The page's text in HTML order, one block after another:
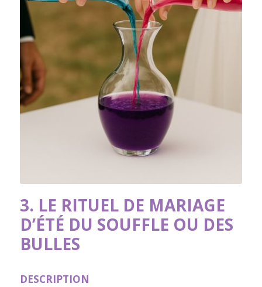
3. LE RITUEL DE MARIAGE
D’ÉTÉ DU SOUFFLE OU DES
BULLES
DESCRIPTION